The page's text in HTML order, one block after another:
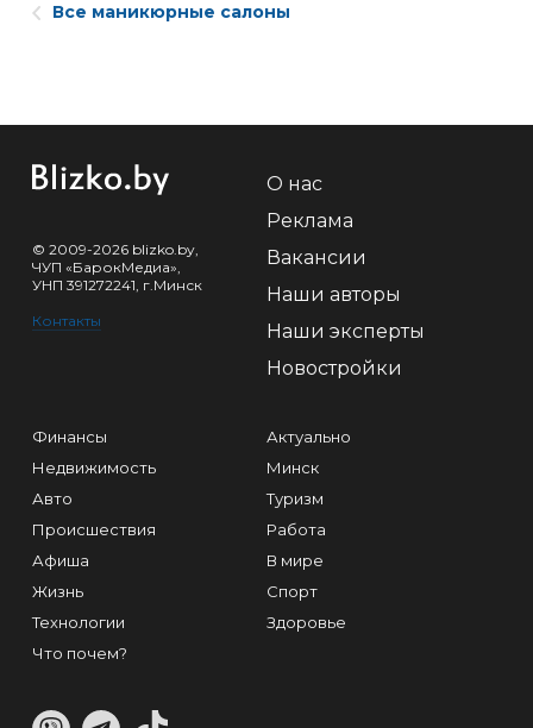
Все маникюрные салоны
© 2009-2026 blizko.by,
ЧУП «БарокМедиа»,
УНП 391272241, г.Минск
Контакты
О нас
Реклама
Вакансии
Наши авторы
Наши эксперты
Новостройки
Финансы
Недвижимость
Авто
Происшествия
Афиша
Жизнь
Технологии
Что почем?
Актуально
Минск
Туризм
Работа
В мире
Спорт
Здоровье